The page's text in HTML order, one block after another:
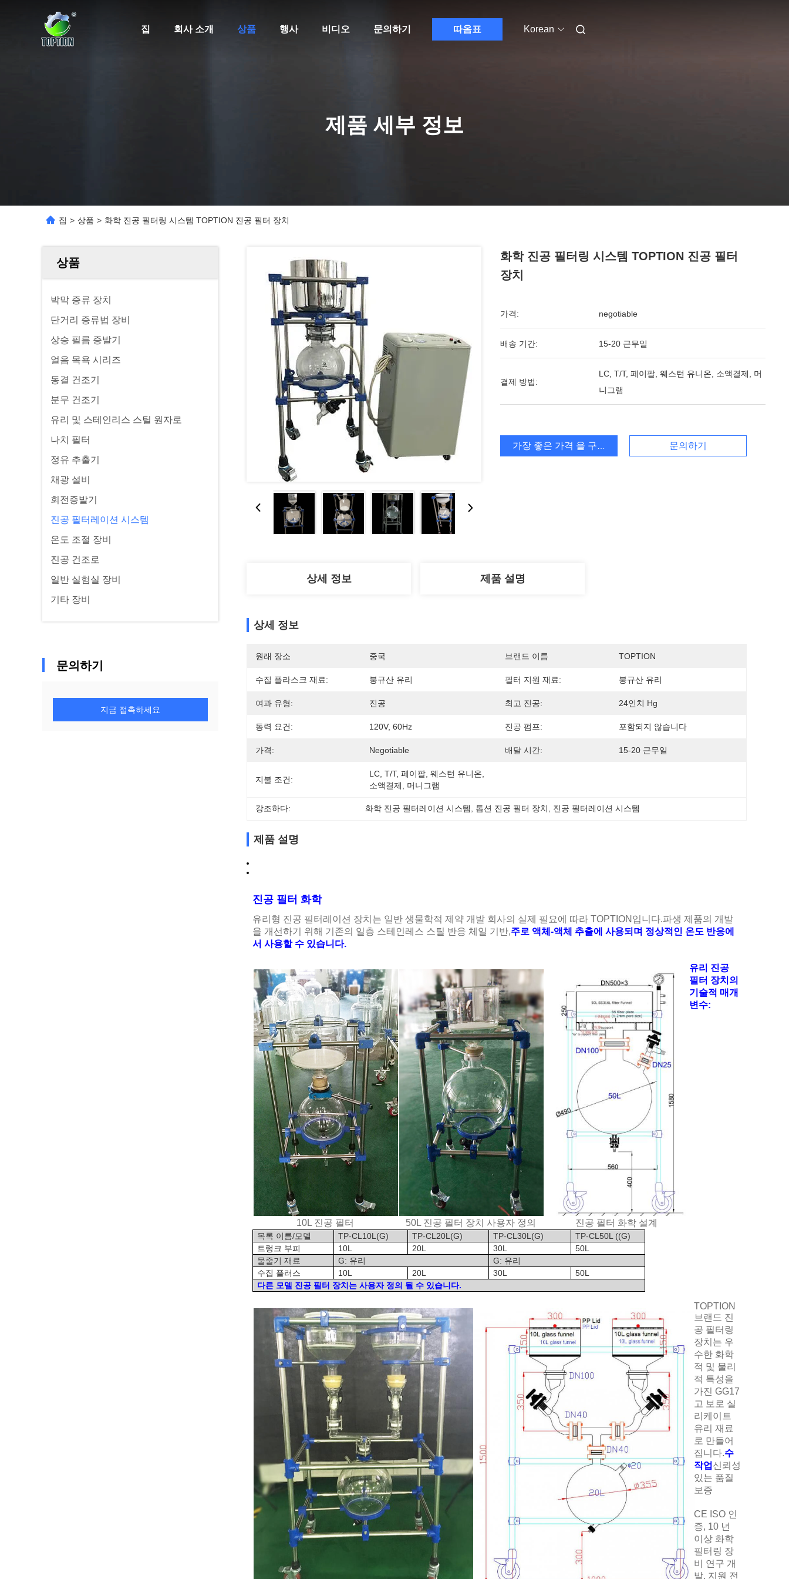
집 회사 소개 상품 행사 비디오 문의하기 따옴표 Korean
제품 세부 정보
집 > 상품 > 화학 진공 필터링 시스템 TOPTION 진공 필터 장치
상품
박막 증류 장치
단거리 증류법 장비
상승 필름 증발기
얼음 목욕 시리즈
동결 건조기
분무 건조기
유리 및 스테인리스 스틸 원자로
나치 필터
정유 추출기
채광 설비
회전증발기
진공 필터레이션 시스템
온도 조절 장비
진공 건조로
일반 실험실 장비
기타 장비
문의하기
지금 접촉하세요
화학 진공 필터링 시스템 TOPTION 진공 필터
장치
가격: negotiable
배송 기간: 15-20 근무일
결제 방법:
LC, T/T, 페이팔, 웨스턴 유니온, 소액결제, 머
니그램
가장 좋은 가격 을 구하라 문의하기
상세 정보 제품 설명
상세 정보
원래 장소 중국 브랜드 이름 TOPTION
수집 플라스크 재료: 붕규산 유리 필터 지원 재료: 붕규산 유리
여과 유형: 진공 최고 진공: 24인치 Hg
동력 요건: 120V, 60Hz 진공 펌프: 포함되지 않습니다
가격: Negotiable 배달 시간: 15-20 근무일
지불 조건:
LC, T/T, 페이팔, 웨스턴 유니온,
소액결제, 머니그램
강조하다: 화학 진공 필터레이션 시스템 톱션 진공 필터 장치 진공 필터레이션 시스템
제품 설명
진공 필터 화학
유리형 진공 필터레이션 장치는 일반 생물학적 제약 개발 회사의 실제 필요에 따라 TOPTION입니다.파생 제품의 개발
을 개선하기 위해 기존의 일층 스테인레스 스틸 반응 체일 기반,주로 액체-액체 추출에 사용되며 정상적인 온도 반응에
서 사용할 수 있습니다.
10L 진공 필터 50L 진공 필터 장치 사용자 정의 진공 필터 화학 설계
유리 진공
필터 장치의
기술적 매개
변수:
목록 이름/모델 TP-CL10L(G) TP-CL20L(G) TP-CL30L(G)
TP-CL50L ((G)
트렁크 부피
10L 20L 30L
50L
물줄기 재료
G: 유리
G: 유리
수집 플러스
10L 20L 30L
50L
다른 모델 진공 필터 장치는 사용자 정의 될 수 있습니다.
TOPTION
브랜드 진
공 필터링
장치는 우
수한 화학
적 및 물리
적 특성을
가진 GG17
고 보로 실
리케이트
유리 재료
로 만들어
집니다.수
작업 신뢰성
있는 품질
보증
CE ISO 인
증, 10 년
이상 화학
필터링 장
비 연구 개
발, 지원 전